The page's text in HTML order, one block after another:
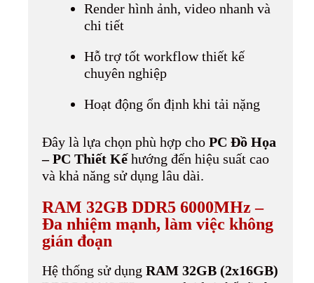
Render hình ảnh, video nhanh và
chi tiết
Hỗ trợ tốt workflow thiết kế
chuyên nghiệp
Hoạt động ổn định khi tải nặng
Đây là lựa chọn phù hợp cho PC Đồ Họa
– PC Thiết Kếhướng đến hiệu suất cao
và khả năng sử dụng lâu dài.
RAM 32GB DDR5 6000MHz –
Đa nhiệm mạnh, làm việc không
gián đoạn
Hệ thống sử dụng RAM 32GB (2x16GB)